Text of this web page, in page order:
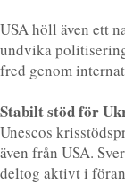
USA höll även ett
undvika
fred genom
Stabilt stöd för
Unescos
även från USA.
deltog aktivt i